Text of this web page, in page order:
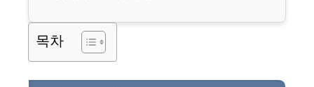
목차